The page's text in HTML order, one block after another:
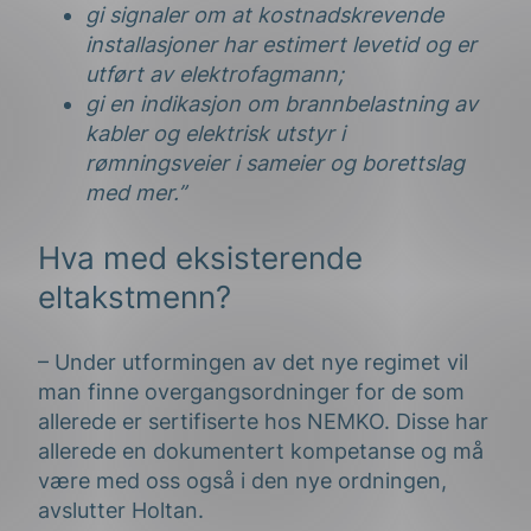
gi signaler om at kostnadskrevende
installasjoner har estimert levetid og er
utført av elektrofagmann;
gi en indikasjon om brannbelastning av
kabler og elektrisk utstyr i
rømningsveier i sameier og borettslag
med mer.”
Hva med eksisterende
eltakstmenn?
– Under utformingen av det nye regimet vil
man finne overgangsordninger for de som
allerede er sertifiserte hos NEMKO. Disse har
allerede en dokumentert kompetanse og må
være med oss også i den nye ordningen,
avslutter Holtan.